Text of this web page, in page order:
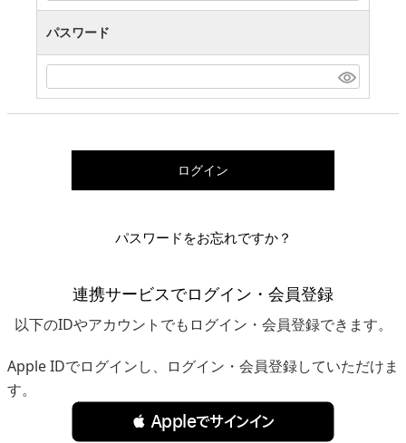
パスワード
ログイン
パスワードをお忘れですか？
連携サービスでログイン・会員登録
以下のIDやアカウントでもログイン・会員登録できます。
Apple IDでログインし、ログイン・会員登録していただけま
す。
 Appleでサインイン